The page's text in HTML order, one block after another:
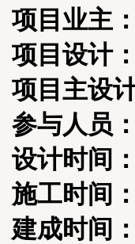
项目业主：
项目设计：
项目主设
参与人员：
设计时间：
施工时间：
建成时间：